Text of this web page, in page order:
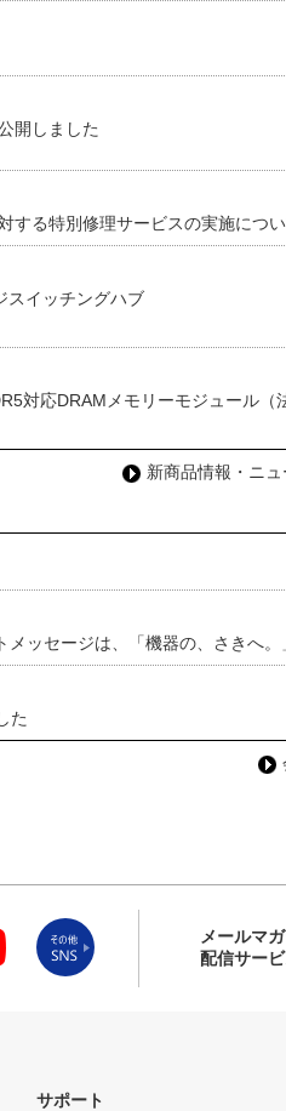
開しました
する特別修理サービスの実施につ
スイッチングハブ
対応DRAMメモリーモジュール（
新商品情報・ニ
ッセージは、「機器の、さきへ。
た
メールマ
配信サー
サポート